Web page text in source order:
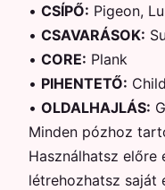
• CSÍPŐ: Pigeon,
• CSAVARÁSOK:
• CORE: Plank
• PIHENTETŐ:
• OLDALHAJLÁS:
Minden pózhoz
Használhatsz
létrehozhatsz saját